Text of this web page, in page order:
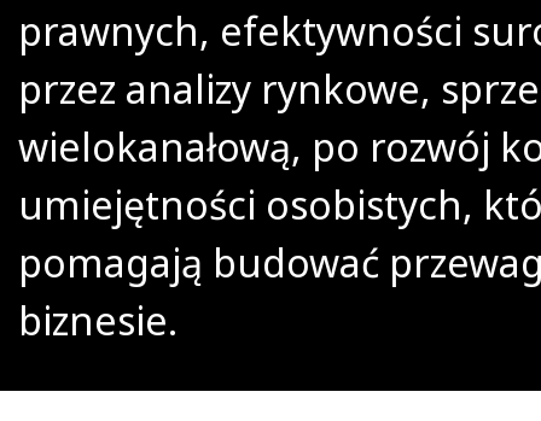
prawnych, efektywności
przez analizy rynkowe,
wielokanałową, po rozwój
umiejętności osobistych,
pomagają budować
biznesie.